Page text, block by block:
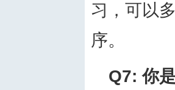
习，可以
序。
Q7:你